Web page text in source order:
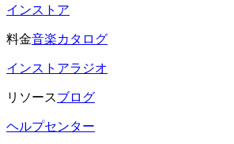
インストア
料金音楽カタログ
インストアラジオ
リソースブログ
ヘルプセンター